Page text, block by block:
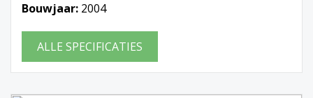
Bouwjaar: 2004
ALLE SPECIFICATIES